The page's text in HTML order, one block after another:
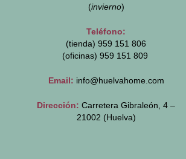
(invierno)
Teléfono:
(tienda) 959 151 806
(oficinas) 959 151 809
Email: info@huelvahome.com
Dirección: Carretera Gibraleón, 4 –
21002 (Huelva)